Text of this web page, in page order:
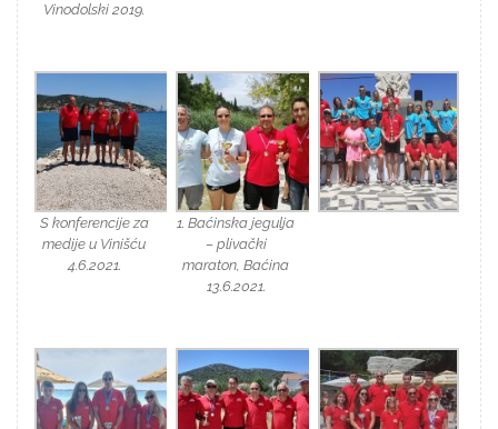
Vinodolski 2019.
S konferencije za
medije u Vinišću
4.6.2021.
1. Baćinska jegulja
– plivački
maraton, Baćina
13.6.2021.